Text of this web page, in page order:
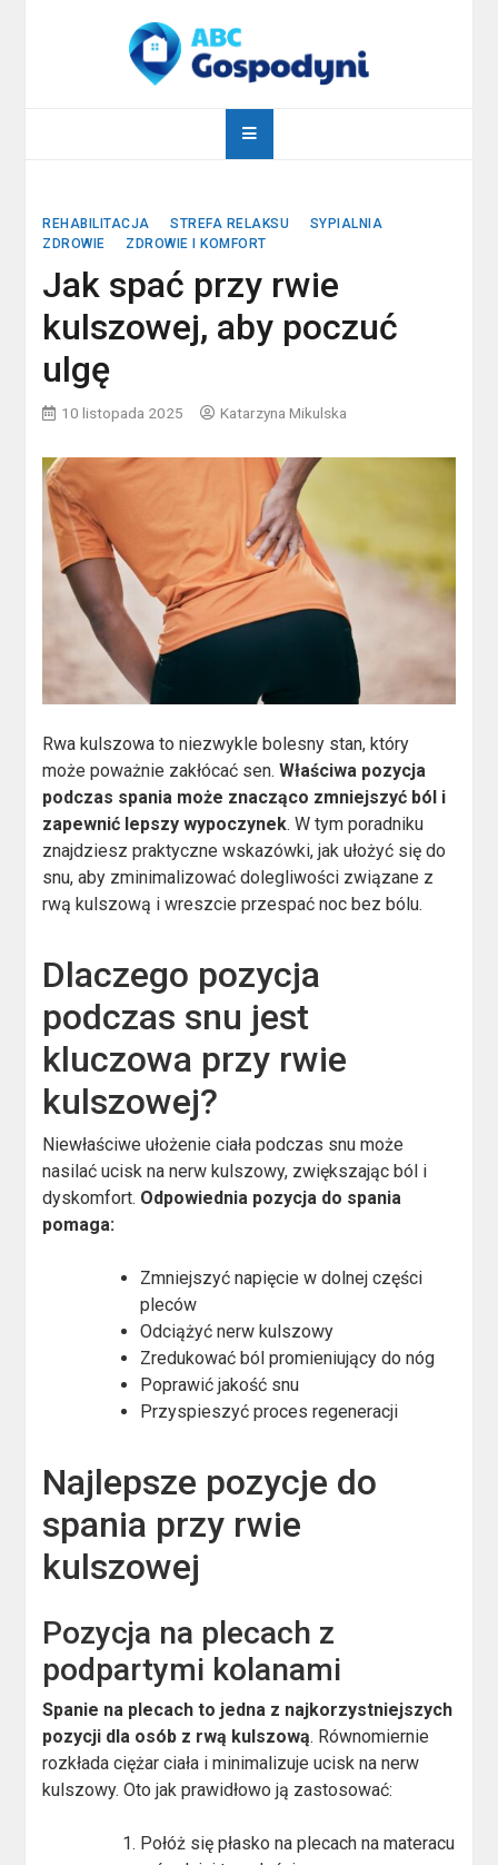
abcgospodyni.pl
REHABILITACJA STREFA RELAKSU
SYPIALNIA
ZDROWIE
ZDROWIE I KOMFORT
Jak spać przy rwie
kulszowej, aby poczuć
ulgę
10 listopada 2025 Katarzyna Mikulska
Rwa kulszowa to niezwykle bolesny stan, który
może poważnie zakłócać sen.Właściwa pozycja
podczas spania może znacząco zmniejszyć ból i
zapewnić lepszy wypoczynek. W tym poradniku
znajdziesz praktyczne wskazówki, jak ułożyć się do
snu, aby zminimalizować dolegliwości związane z
rwą kulszową i wreszcie przespać noc bez bólu.
Dlaczego pozycja
podczas snu jest
kluczowa przy rwie
kulszowej?
Niewłaściwe ułożenie ciała podczas snu może
nasilać ucisk na nerw kulszowy, zwiększając ból i
dyskomfort. Odpowiednia pozycja do spania
pomaga:
Zmniejszyć napięcie w dolnej części
pleców
Odciążyć nerw kulszowy
Zredukować ból promieniujący do nóg
Poprawić jakość snu
Przyspieszyć proces regeneracji
Najlepsze pozycje do
spania przy rwie
kulszowej
Pozycja na plecach z
podpartymi kolanami
Spanie na plecach to jedna z najkorzystniejszych
pozycji dla osób z rwą kulszową. Równomiernie
rozkłada ciężar ciała i minimalizuje ucisk na nerw
kulszowy. Oto jak prawidłowo ją zastosować:
Połóż się płasko na plecach na materacu